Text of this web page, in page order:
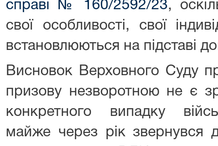
справі № 160/2592/23,
свої особливості, свої
встановлюються на підставі
Висновок Верховного Суду
призову незворотною не є
конкретного випадку
майже через рік звернувся